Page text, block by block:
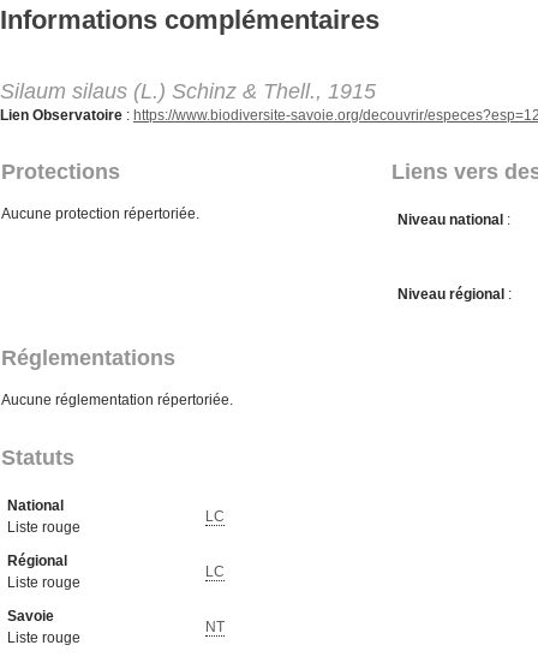
Aller au contenu principal
Informations complémentaires
Silaum silaus (L.) Schinz & Thell., 1915
Lien Observatoire : https://www.biodiversite-savoie.org/decouvrir/
Protections Liens vers
Aucune protection répertoriée. Niveau national :
Niveau régional :
Réglementations
Aucune réglementation répertoriée.
Statuts
National
Liste rouge
LC
Régional
Liste rouge
LC
Savoie
Liste rouge
NT